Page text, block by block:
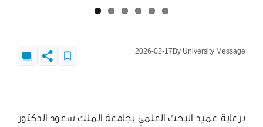
2026-02-17By University Message
برعاية عميد البحث العلمي بجامعة الملك سعود الدكتور